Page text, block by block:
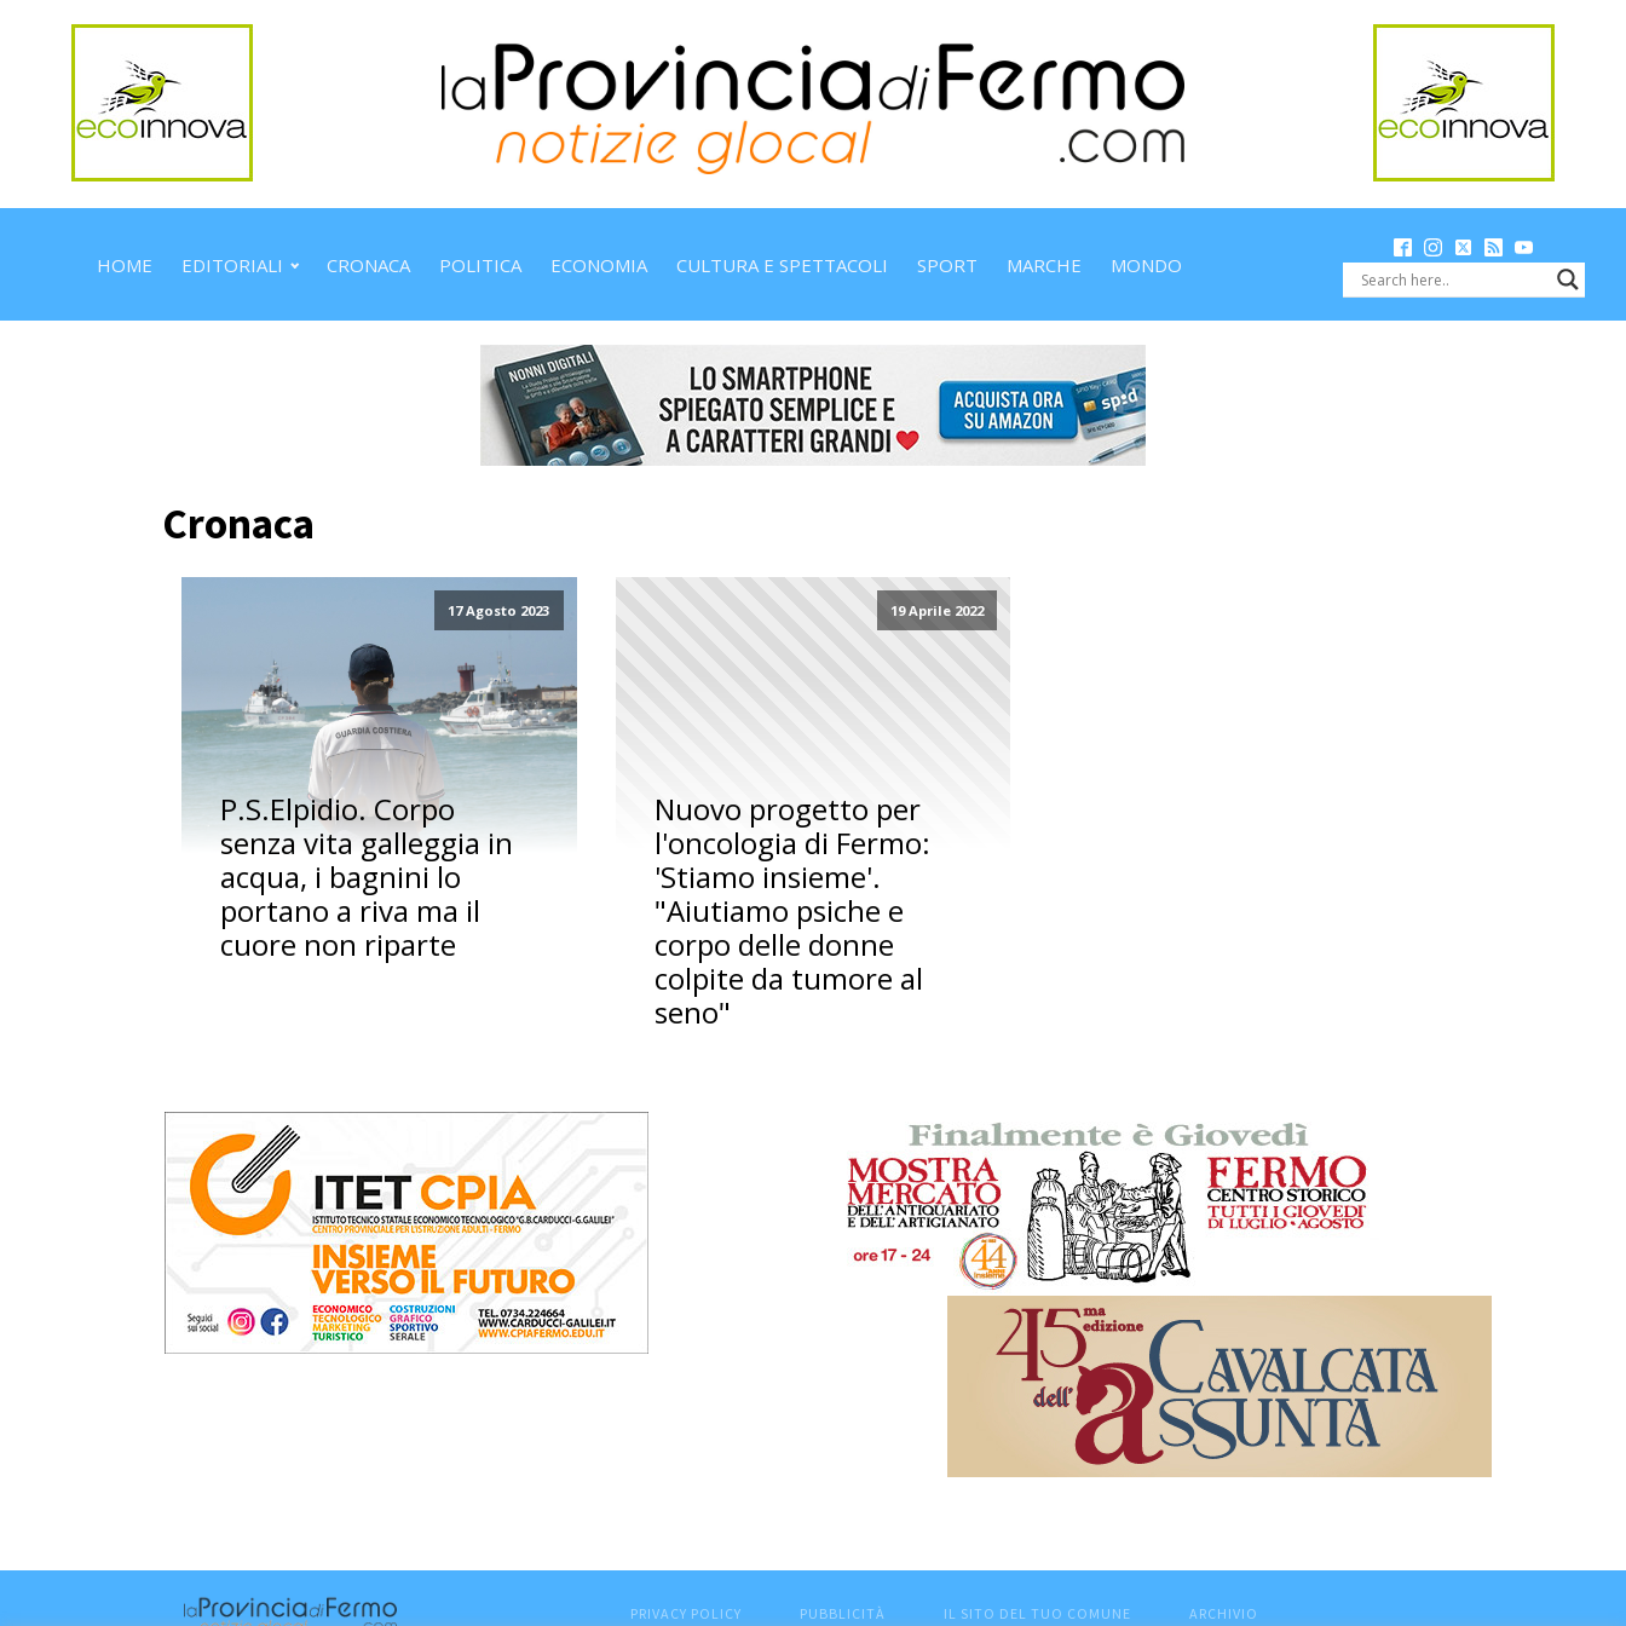
HOME EDITORIALI CRONACA POLITICA ECONOMIA CULTURA E SPETTACOLI SPORT MARCHE MONDO
Cronaca
17 Agosto 2023
P.S.Elpidio. Corpo
senza vita galleggia in
acqua, i bagnini lo
portano a riva ma il
cuore non riparte
19 Aprile 2022
Nuovo progetto per
l'oncologia di Fermo:
'Stiamo insieme'.
"Aiutiamo psiche e
corpo delle donne
colpite da tumore al
seno"
PRIVACY POLICY PUBBLICITÀ IL SITO DEL TUO COMUNE ARCHIVIO